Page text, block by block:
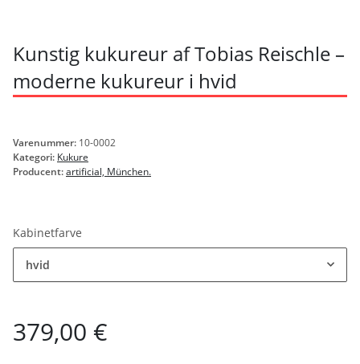
Kunstig kukureur af Tobias Reischle –
moderne kukureur i hvid
Varenummer: 10-0002
Kategori: Kukure
Producent:artificial, München.
Kabinetfarve
hvid
379,00 €